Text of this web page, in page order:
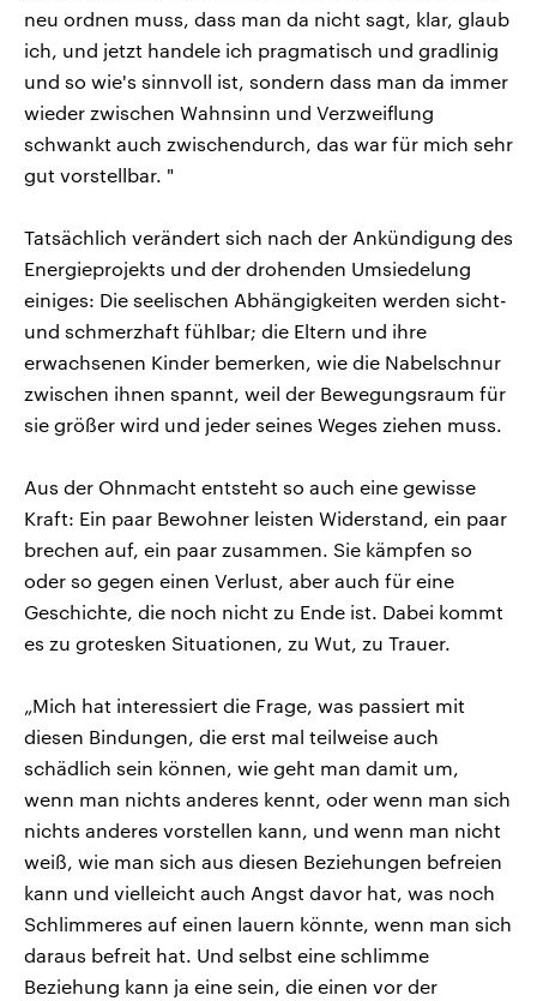
neu ordnen muss, dass man da nicht sagt, klar, glaub
ich, und jetzt handele ich pragmatisch und gradlinig
und so wie's sinnvoll ist, sondern dass man da immer
wieder zwischen Wahnsinn und Verzweiflung
schwankt auch zwischendurch, das war für mich sehr
gut vorstellbar. "
Tatsächlich verändert sich nach der Ankündigung des
Energieprojekts und der drohenden Umsiedelung
einiges: Die seelischen Abhängigkeiten werden sicht-
und schmerzhaft fühlbar; die Eltern und ihre
erwachsenen Kinder bemerken, wie die Nabelschnur
zwischen ihnen spannt, weil der Bewegungsraum für
sie größer wird und jeder seines Weges ziehen muss.
Aus der Ohnmacht entsteht so auch eine gewisse
Kraft: Ein paar Bewohner leisten Widerstand, ein paar
brechen auf, ein paar zusammen. Sie kämpfen so
oder so gegen einen Verlust, aber auch für eine
Geschichte, die noch nicht zu Ende ist. Dabei kommt
es zu grotesken Situationen, zu Wut, zu Trauer.
„Mich hat interessiert die Frage, was passiert mit
diesen Bindungen, die erst mal teilweise auch
schädlich sein können, wie geht man damit um,
wenn man nichts anderes kennt, oder wenn man sich
nichts anderes vorstellen kann, und wenn man nicht
weiß, wie man sich aus diesen Beziehungen befreien
kann und vielleicht auch Angst davor hat, was noch
Schlimmeres auf einen lauern könnte, wenn man sich
daraus befreit hat. Und selbst eine schlimme
Beziehung kann ja eine sein, die einen vor der